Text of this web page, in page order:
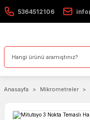
5364512106
Anasayfa Mikrometreler